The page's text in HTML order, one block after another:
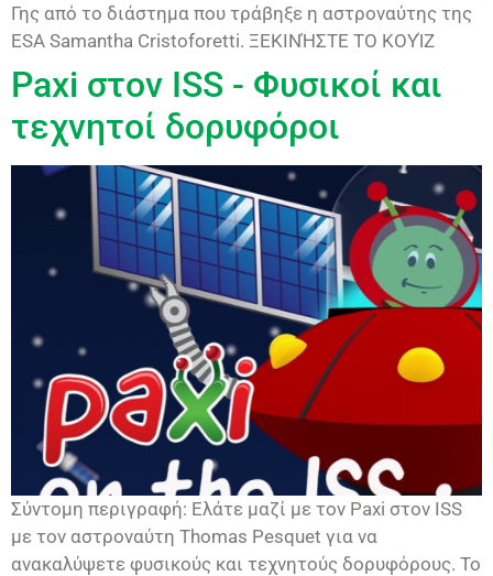
Γης από το διάστημα που τράβηξε η αστροναύτης της
ESA Samantha Cristoforetti. ΞΕΚΙΝΉΣΤΕ ΤΟ ΚΟΥΊΖ
Paxi στον ISS - Φυσικοί και
τεχνητοί δορυφόροι
Σύντομη περιγραφή: Ελάτε μαζί με τον Paxi στον ISS
με τον αστροναύτη Thomas Pesquet για να
ανακαλύψετε φυσικούς και τεχνητούς δορυφόρους. Το